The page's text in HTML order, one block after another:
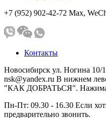
+7 (952) 902-42-72 Мах,
Контакты
Новосибирск ул. Ногина 10/
nsk@yandex.ru В нижнем
"КАК ДОБРАТЬСЯ".
Пн-Пт: 09.30 - 16.30 Если
предварительно звонить.